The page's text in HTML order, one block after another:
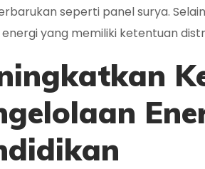
seperti panel surya.
yang memiliki ketentuan